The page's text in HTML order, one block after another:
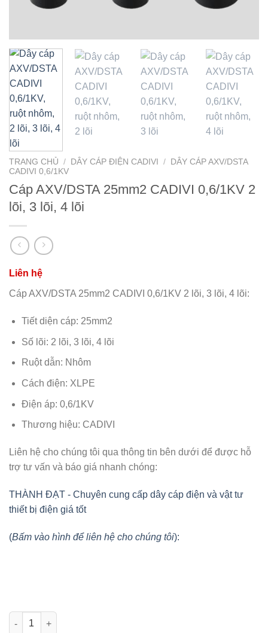
TRANG CHỦ / DÂY CÁP ĐIỆN CADIVI /
DÂY CÁP AXV/DSTA
CADIVI 0,6/1KV
Cáp AXV/DSTA 25mm2 CADIVI 0,6/1KV 2
lõi, 3 lõi, 4 lõi
Cáp AXV/DSTA 25mm2 CADIVI 0,6/1KV 2 lõi, 3 lõi, 4 lõi:
Tiết diện cáp: 25mm2
Số lõi: 2 lõi, 3 lõi, 4 lõi
Ruột dẫn: Nhôm
Cách điện: XLPE
Điện áp: 0,6/1KV
Thương hiệu: CADIVI
Liên hệ cho chúng tôi qua thông tin bên dưới để được hỗ
trợ tư vấn và báo giá nhanh chóng:
THÀNH ĐẠT - Chuyên cung cấp dây cáp điện và vật tư
thiết bị điện giá tốt
(Bấm vào hình để liên hệ cho chúng tôi):
Cáp AXV/DSTA 25mm2 CADIVI 0,6/1KV 2 lõi, 3 lõi, 4 lõi số lượng